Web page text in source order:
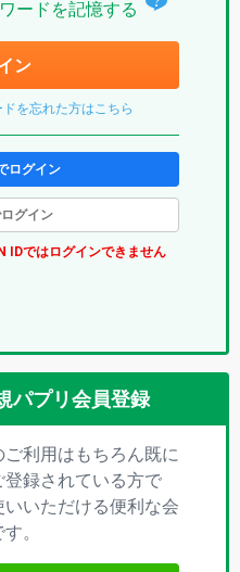
ードを記憶する
ェ
ボ
ク
ス
ン
を忘れた方はこちら
ログイン
グイン
ではログインできません
パプリ会員登録
利用はもちろん既に
録されている方で
いただける便利な会
。